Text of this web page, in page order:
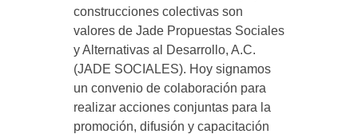
construcciones colectivas son
valores de Jade Propuestas Sociales
y Alternativas al Desarrollo, A.C.
(JADE SOCIALES). Hoy signamos
un convenio de colaboración para
realizar acciones conjuntas para la
promoción, difusión y capacitación